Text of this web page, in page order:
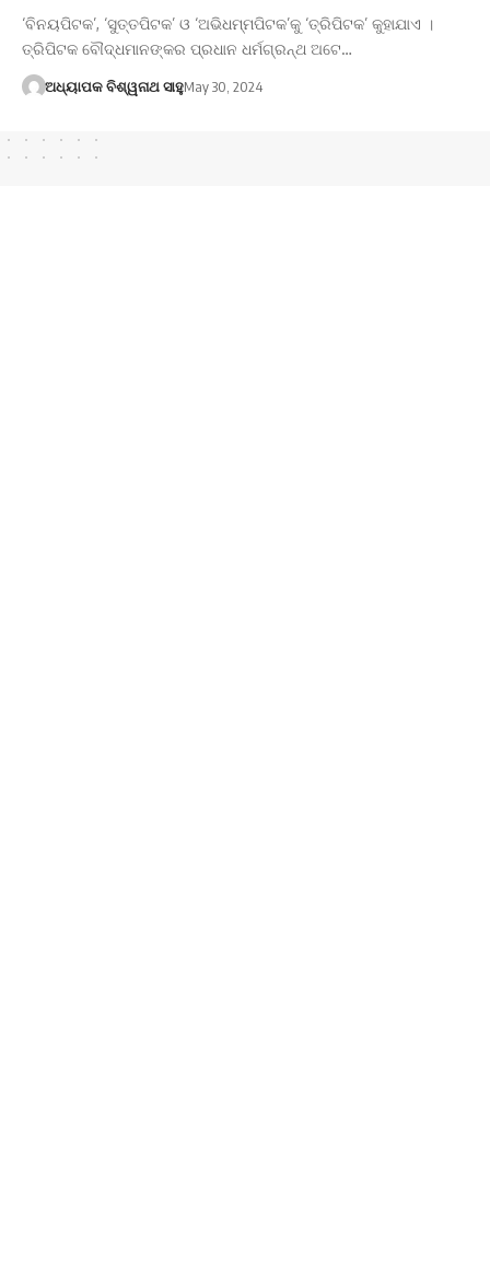
‘ବିନୟପିଟକ’, ‘ସୁତ୍ତପିଟକ’ ଓ ‘ଅଭିଧମ୍ମପିଟକ’କୁ ‘ତ୍ରିପିଟକ’ କୁହାଯାଏ ।
ତ୍ରିପିଟକ ବୌଦ୍ଧମାନଙ୍କର ପ୍ରଧାନ ଧର୍ମଗ୍ରନ୍ଥ ଅଟେ…
ଅଧ୍ୟାପକ ବିଶ୍ୱନାଥ ସାହୁMay 30, 2024